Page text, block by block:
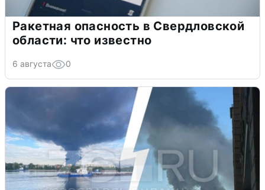
Ракетная опасность в Свердловской
области: что известно
6 августа 0